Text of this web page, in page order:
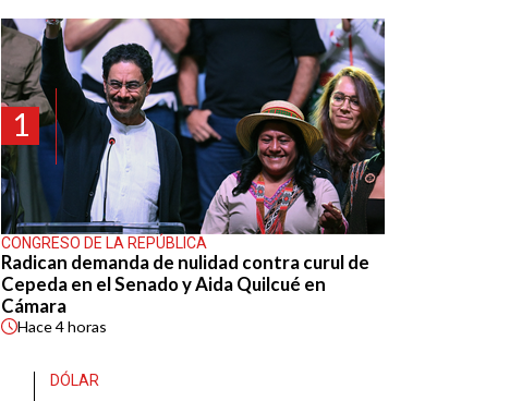
1
CONGRESO DE LA REPÚBLICA
Radican demanda de nulidad contra curul de
Cepeda en el Senado y Aida Quilcué en
Cámara
Hace4 horas
DÓLAR